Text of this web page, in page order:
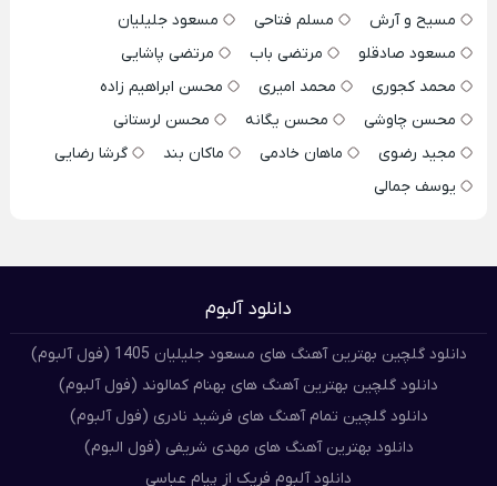
مسیح و آرش
مسلم فتاحی
مسعود جلیلیان
مسعود صادقلو
مرتضی باب
مرتضی پاشایی
محمد کجوری
محمد امیری
محسن ابراهیم زاده
محسن چاوشی
محسن یگانه
محسن لرستانی
مجید رضوی
ماهان خادمی ماکان بند
گرشا رضایی
یوسف جمالی
دانلود آلبوم
دانلود گلچین بهترین آهنگ های مسعود جلیلیان 1405 (فول آلبوم)
دانلود گلچین بهترین آهنگ های بهنام کمالوند (فول آلبوم)
دانلود گلچین تمام آهنگ های فرشید نادری (فول آلبوم)
دانلود بهترین آهنگ های مهدی شریفی (فول البوم)
دانلود آلبوم فریک از پیام عباسی